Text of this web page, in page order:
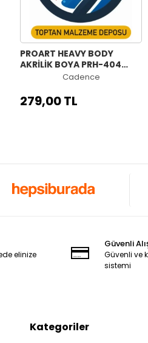
PROART HEAVY BODY
AKRİLİK BOYA PRH-404
MAVİ 120MLCadence
279,00 TL
elinize
Güvenli
Güvenli ve
sistemi
Kategoriler